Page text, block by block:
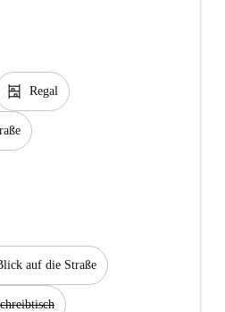
shelves Regal
auf die Straße